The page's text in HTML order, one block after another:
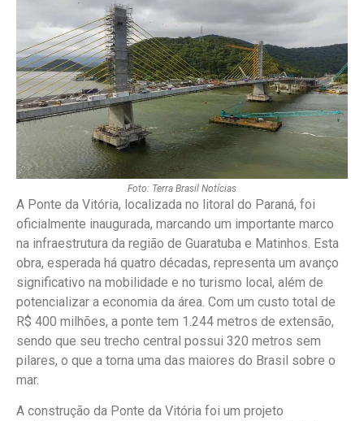
Foto: Terra Brasil Notícias
A Ponte da Vitória, localizada no litoral do Paraná, foi
oficialmente inaugurada, marcando um importante marco
na infraestrutura da região de Guaratuba e Matinhos. Esta
obra, esperada há quatro décadas, representa um avanço
significativo na mobilidade e no turismo local, além de
potencializar a economia da área. Com um custo total de
R$ 400 milhões, a ponte tem 1.244 metros de extensão,
sendo que seu trecho central possui 320 metros sem
pilares, o que a torna uma das maiores do Brasil sobre o
mar.
A construção da Ponte da Vitória foi um projeto